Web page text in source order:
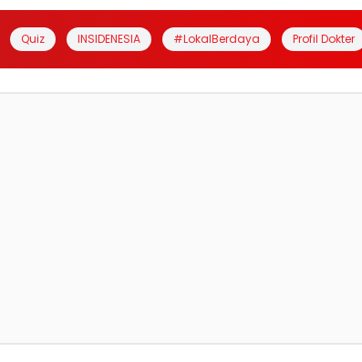
Quiz INSIDENESIA #LokalBerdaya Profil Dokter